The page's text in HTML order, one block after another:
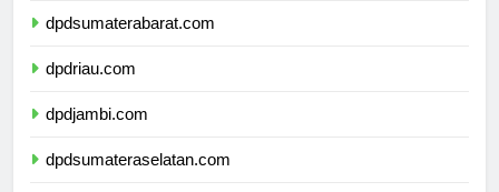
dpdsumaterabarat.com
dpdriau.com
dpdjambi.com
dpdsumateraselatan.com